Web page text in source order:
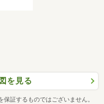
を見る
証するものではございません。